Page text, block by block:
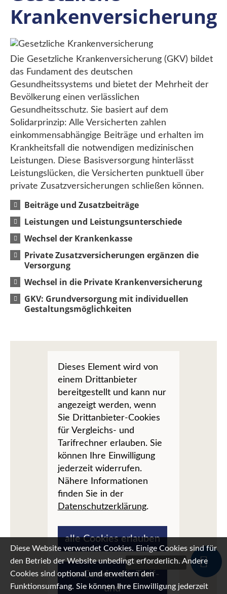
Termin buchen
Krankenversicherung
Die Gesetzliche Krankenversicherung (GKV) bildet
das Fundament des deutschen
Gesundheitssystems und bietet der Mehrheit der
Bevölkerung einen verlässlichen
Gesundheitsschutz. Sie basiert auf dem
Solidarprinzip: Alle Versicherten zahlen
einkommensabhängige Beiträge und erhalten im
Krankheitsfall die notwendigen medizinischen
Leistungen. Diese Basisversorgung hinterlässt
Leistungslücken, die Versicherten punktuell über
private Zusatzversicherungen schließen können.
Beiträge und Zusatzbeiträge
Leistungen und Leistungsunterschiede
Wechsel der Krankenkasse
Private Zusatzversicherungen ergänzen die
Versorgung
Wechsel in die Private Krankenversicherung
GKV: Grundversorgung mit individuellen
Gestaltungsmöglichkeiten
Dieses Element wird von
einem Drittanbieter
bereitgestellt und kann nur
angezeigt werden, wenn
Sie Drittanbieter-Cookies
für Vergleichs- und
Tarifrechner erlauben. Sie
können Ihre Einwilligung
jederzeit widerrufen.
Nähere Informationen
finden Sie in der
Datenschutzerklärung.
alle Cookies erlauben
nur Cookies für Tarif-
und
Diese Website verwendet Cookies. Einige Cookies sind für
den Betrieb der Website unbedingt erforderlich. Andere
Cookies sind optional und erweitern den
Funktionsumfang. Sie können Ihre Einwilligung jederzeit